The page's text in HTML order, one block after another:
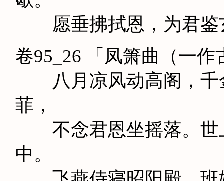
愿垂拂拭恩，为君鉴
卷95_26 「凤箫曲（一
八月凉风动高阁，千
菲，
不念君恩坐摇落。世
中。